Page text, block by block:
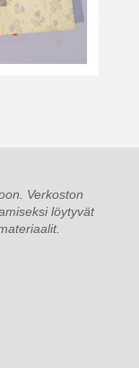
Verkoston
löytyvät